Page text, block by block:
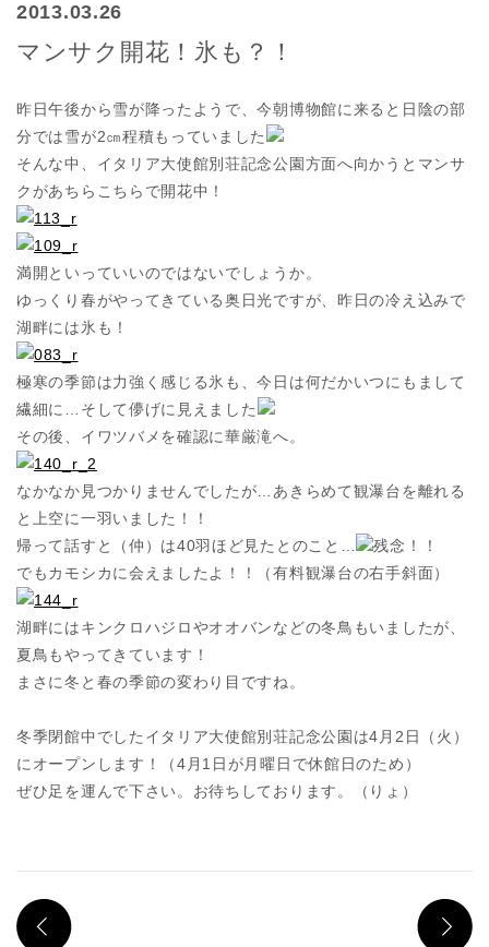
2013.03.26
マンサク開花！氷も？！
昨日午後から雪が降ったようで、今朝博物館に来ると日陰の部
分では雪が2㎝程積もっていました
そんな中、イタリア大使館別荘記念公園方面へ向かうとマンサ
クがあちらこちらで開花中！
満開といっていいのではないでしょうか。
ゆっくり春がやってきている奥日光ですが、昨日の冷え込みで
湖畔には氷も！
極寒の季節は力強く感じる氷も、今日は何だかいつにもまして
繊細に…そして儚げに見えました
その後、イワツバメを確認に華厳滝へ。
なかなか見つかりませんでしたが…あきらめて観瀑台を離れる
と上空に一羽いました！！
帰って話すと（仲）は40羽ほど見たとのこと…
残念！！
でもカモシカに会えましたよ！！（有料観瀑台の右手斜面）
湖畔にはキンクロハジロやオオバンなどの冬鳥もいましたが、
夏鳥もやってきています！
まさに冬と春の季節の変わり目ですね。
冬季閉館中でしたイタリア大使館別荘記念公園は4月2日（火）
にオープンします！（4月1日が月曜日で休館日のため）
ぜひ足を運んで下さい。お待ちしております。（りょ）